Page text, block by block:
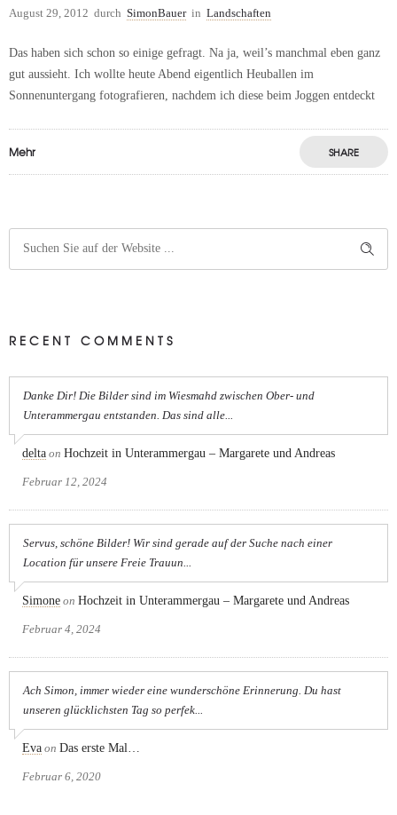
August 29, 2012 durch SimonBauer in Landschaften
Das haben sich schon so einige gefragt. Na ja, weil’s manchmal eben ganz
gut aussieht. Ich wollte heute Abend eigentlich Heuballen im
Sonnenuntergang fotografieren, nachdem ich diese beim Joggen entdeckt
Mehr SHARE
RECENT COMMENTS
Danke Dir! Die Bilder sind im Wiesmahd zwischen Ober- und
Unterammergau entstanden. Das sind alle...
delta on Hochzeit in Unterammergau – Margarete und Andreas
Februar 12, 2024
Servus, schöne Bilder! Wir sind gerade auf der Suche nach einer
Location für unsere Freie Trauun...
Simone on Hochzeit in Unterammergau – Margarete und Andreas
Februar 4, 2024
Ach Simon, immer wieder eine wunderschöne Erinnerung. Du hast
unseren glücklichsten Tag so perfek...
Eva on Das erste Mal…
Februar 6, 2020